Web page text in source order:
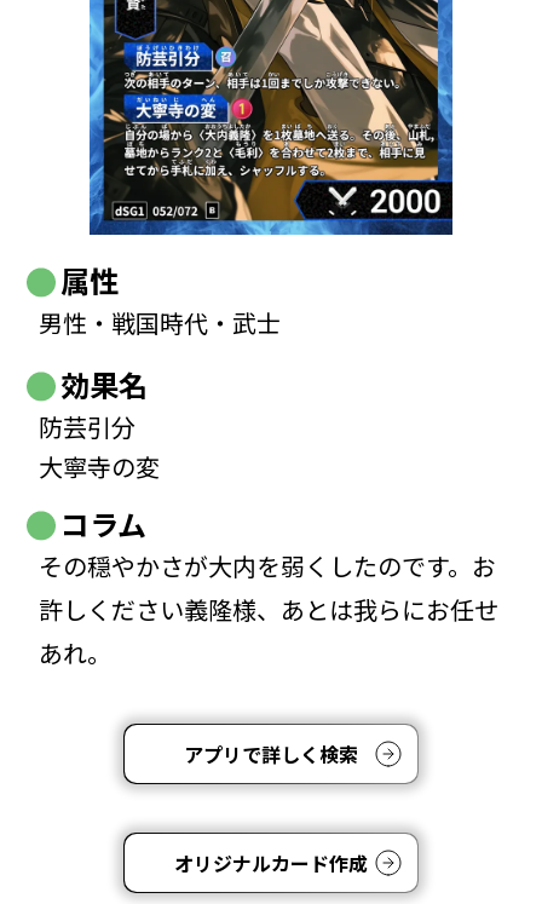
属性
男性・戦国時代・武士
効果名
防芸引分
大寧寺の変
コラム
その穏やかさが大内を弱くしたのです。お
許しください義隆様、あとは我らにお任せ
あれ。
アプリで詳しく検索
オリジナルカード作成